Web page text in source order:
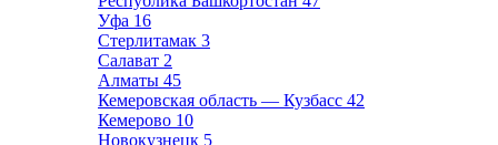
Уфа 16
Стерлитамак 3
Салават 2
Алматы 45
Кемеровская область — Кузбасс 42
Кемерово 10
Новокузнецк 5